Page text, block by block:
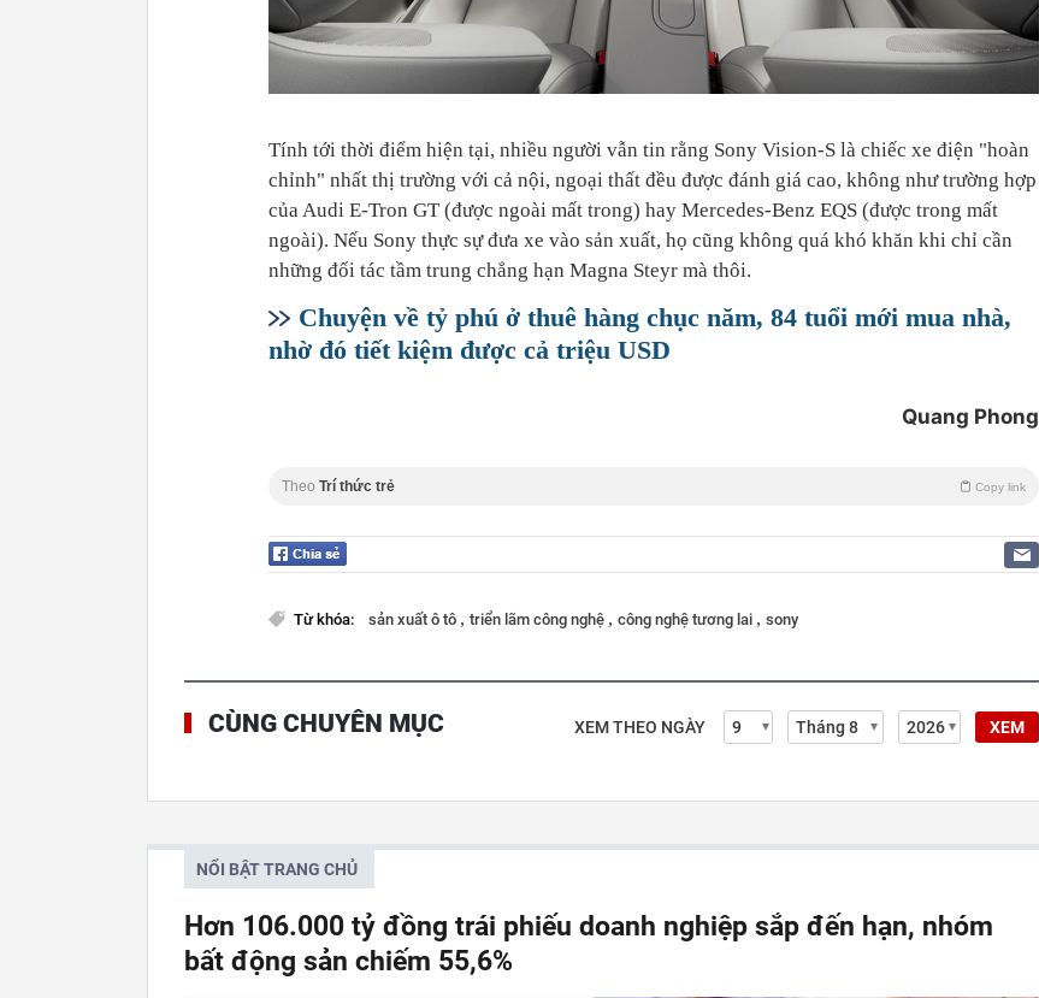
Tính tới thời điểm hiện tại, nhiều người vẫn tin rằng Sony Vision-S là chiếc xe điện "hoàn
chỉnh" nhất thị trường với cả nội, ngoại thất đều được đánh giá cao, không như trường hợp
của Audi E-Tron GT (được ngoài mất trong) hay Mercedes-Benz EQS (được trong mất
ngoài). Nếu Sony thực sự đưa xe vào sản xuất, họ cũng không quá khó khăn khi chỉ cần
những đối tác tầm trung chẳng hạn Magna Steyr mà thôi.
Chuyện về tỷ phú ở thuê hàng chục năm, 84 tuổi mới mua nhà,
nhờ đó tiết kiệm được cả triệu USD
Quang Phong
Theo Trí thức trẻ Copy link
Từ khóa: sản xuất ô tô , triển lãm công nghệ , công nghệ tương lai , sony
CÙNG CHUYÊN MỤC XEM THEO NGÀY XEM
NỔI BẬT TRANG CHỦ
Hơn 106.000 tỷ đồng trái phiếu doanh nghiệp sắp đến hạn, nhóm
bất động sản chiếm 55,6%